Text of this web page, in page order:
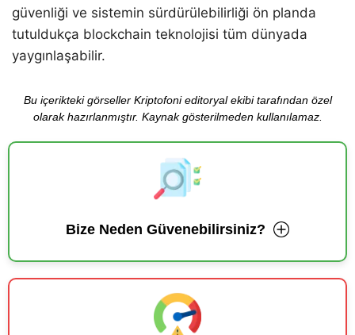
güvenliği ve sistemin sürdürülebilirliği ön planda
tutuldukça blockchain teknolojisi tüm dünyada
yaygınlaşabilir.
Bu içerikteki görseller Kriptofoni editoryal ekibi tarafından özel
olarak hazırlanmıştır. Kaynak gösterilmeden kullanılamaz.
Bize Neden Güvenebilirsiniz?